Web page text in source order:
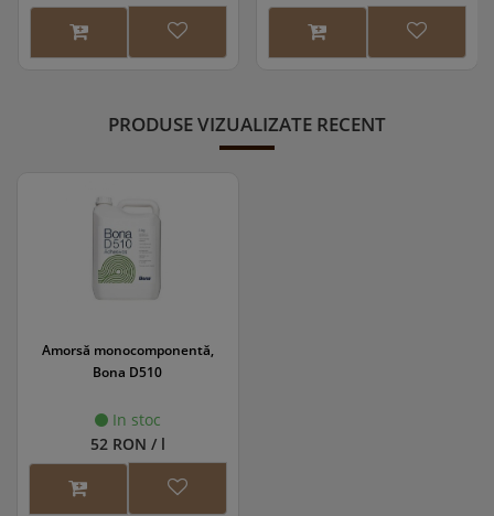
PRODUSE VIZUALIZATE RECENT
Amorsă monocomponentă,
Bona D510
In stoc
52 RON / l